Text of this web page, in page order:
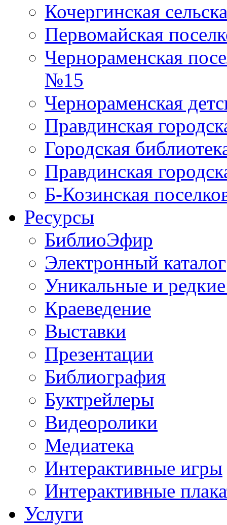
Кочергинская
Первомайская
Чернораменская
№15
Чернораменская
Правдинская
Городская
Правдинская
Б-Козинская
Ресурсы
БиблиоЭфир
Электронный каталог
Уникальные и
Краеведение
Выставки
Презентации
Библиография
Буктрейлеры
Видеоролики
Медиатека
Интерактивные игры
Интерактивные
Услуги